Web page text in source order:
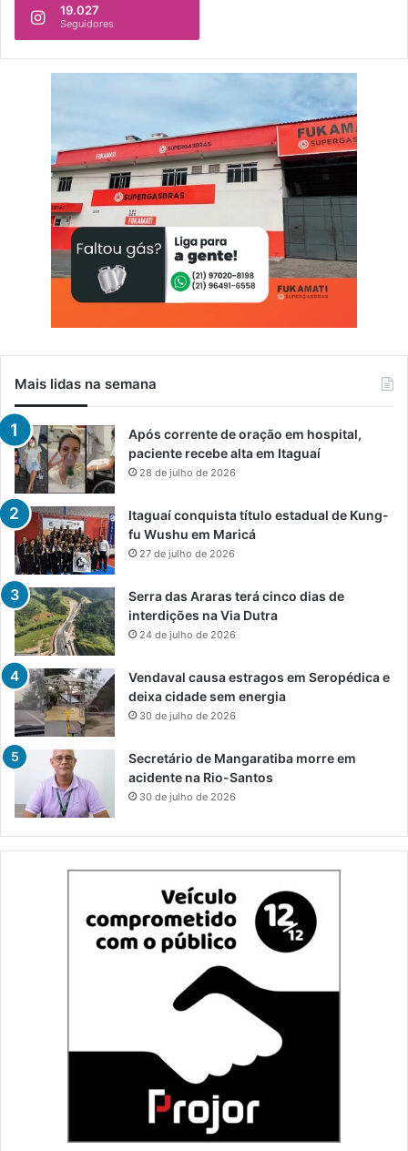
19.027
Seguidores
Mais lidas na semana
Após corrente de oração em hospital,
paciente recebe alta em Itaguaí
28 de julho de 2026
Itaguaí conquista título estadual de Kung-
fu Wushu em Maricá
27 de julho de 2026
Serra das Araras terá cinco dias de
interdições na Via Dutra
24 de julho de 2026
Vendaval causa estragos em Seropédica e
deixa cidade sem energia
30 de julho de 2026
Secretário de Mangaratiba morre em
acidente na Rio-Santos
30 de julho de 2026